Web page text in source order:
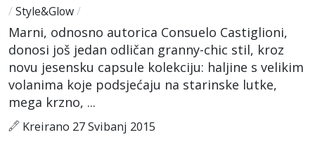
/ Style&Glow/
Marni, odnosno autorica Consuelo Castiglioni,
donosi još jedan odličan granny-chic stil, kroz
novu jesensku capsule kolekciju: haljine s velikim
volanima koje podsjećaju na starinske lutke,
mega krzno, ...
Kreirano 27 Svibanj 2015